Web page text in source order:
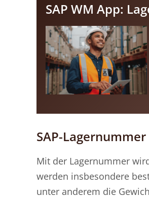
SAP WM App:
SAP-Lagernummer
Mit der Lagernummer
werden insbesondere
unter anderem die